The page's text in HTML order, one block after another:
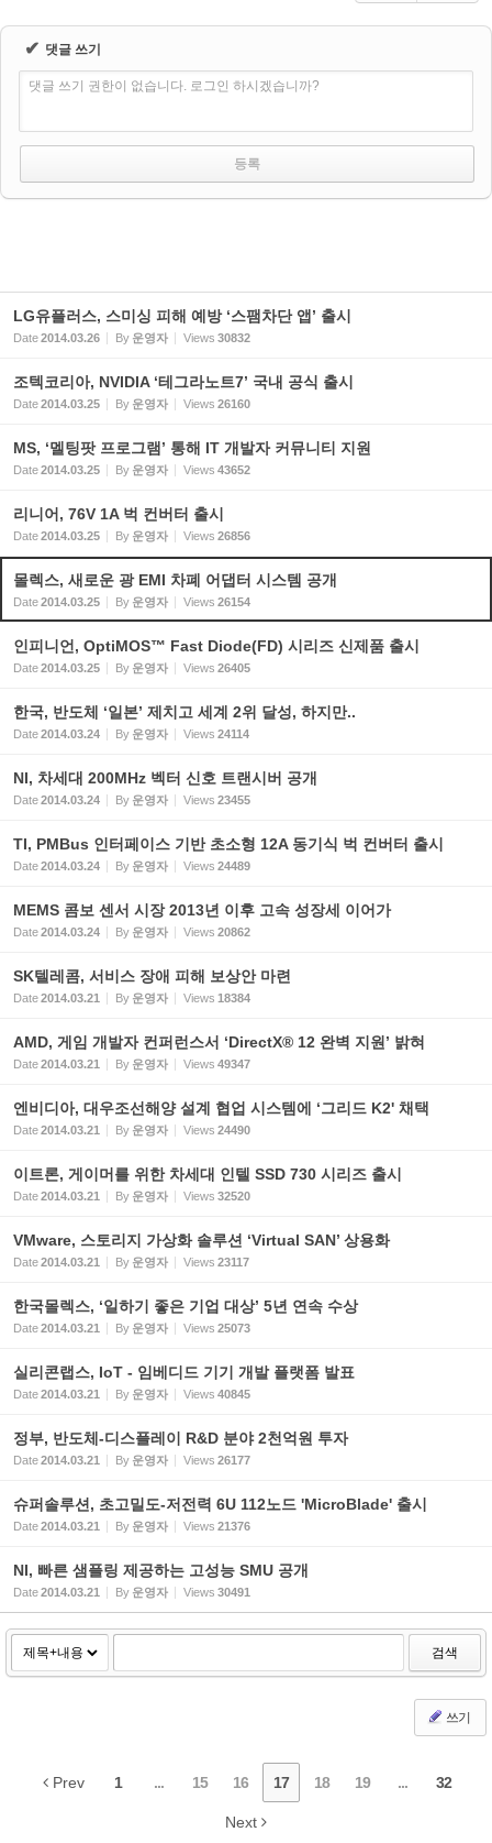
✔ 댓글 쓰기
댓글 쓰기 권한이 없습니다. 로그인 하시겠습니까?
LG유플러스, 스미싱 피해 예방 ‘스팸차단 앱’ 출시
Date2014.03.26 By 운영자 Views 30832
조텍코리아, NVIDIA ‘테그라노트7’ 국내 공식 출시
Date2014.03.25 By 운영자 Views 26160
MS, ‘멜팅팟 프로그램’ 통해 IT 개발자 커뮤니티 지원
Date2014.03.25 By 운영자 Views 43652
리니어, 76V 1A 벅 컨버터 출시
Date2014.03.25 By 운영자 Views 26856
몰렉스, 새로운 광 EMI 차폐 어댑터 시스템 공개
Date2014.03.25 By 운영자 Views 26154
인피니언, OptiMOS™ Fast Diode(FD) 시리즈 신제품 출시
Date2014.03.25 By 운영자 Views 26405
한국, 반도체 ‘일본’ 제치고 세계 2위 달성, 하지만..
Date2014.03.24 By 운영자 Views 24114
NI, 차세대 200MHz 벡터 신호 트랜시버 공개
Date2014.03.24 By 운영자 Views 23455
TI, PMBus 인터페이스 기반 초소형 12A 동기식 벅 컨버터 출시
Date2014.03.24 By 운영자 Views 24489
MEMS 콤보 센서 시장 2013년 이후 고속 성장세 이어가
Date2014.03.24 By 운영자 Views 20862
SK텔레콤, 서비스 장애 피해 보상안 마련
Date2014.03.21 By 운영자 Views 18384
AMD, 게임 개발자 컨퍼런스서 ‘DirectX® 12 완벽 지원’ 밝혀
Date2014.03.21 By 운영자 Views 49347
엔비디아, 대우조선해양 설계 협업 시스템에 ‘그리드 K2' 채택
Date2014.03.21 By 운영자 Views 24490
이트론, 게이머를 위한 차세대 인텔 SSD 730 시리즈 출시
Date2014.03.21 By 운영자 Views 32520
VMware, 스토리지 가상화 솔루션 ‘Virtual SAN’ 상용화
Date2014.03.21 By 운영자 Views 23117
한국몰렉스, ‘일하기 좋은 기업 대상’ 5년 연속 수상
Date2014.03.21 By 운영자 Views 25073
실리콘랩스, IoT - 임베디드 기기 개발 플랫폼 발표
Date2014.03.21 By 운영자 Views 40845
정부, 반도체-디스플레이 R&D 분야 2천억원 투자
Date2014.03.21 By 운영자 Views 26177
슈퍼솔루션, 초고밀도-저전력 6U 112노드 'MicroBlade' 출시
Date2014.03.21 By 운영자 Views 21376
NI, 빠른 샘플링 제공하는 고성능 SMU 공개
Date2014.03.21 By 운영자 Views 30491
검색
쓰기
Prev 1 ... 15 16 17 18 19 ... 32
Next